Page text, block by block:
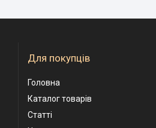
Для покупців
Головна
Каталог товарів
Статті